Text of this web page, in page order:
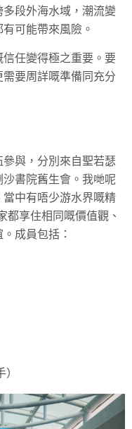
段外海水域，潮流變
可能帶來風險。
任變得極之重要。要
要周詳嘅準備同充分
與，分別來自聖若瑟
書院舊生會。我哋呢
中有唔少游水界嘅精
都享住相同嘅價值觀、
成員包括：